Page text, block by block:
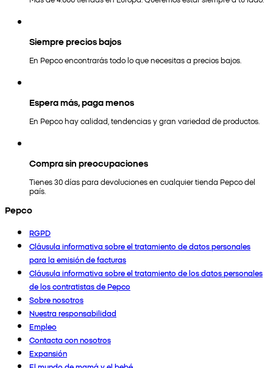
Siempre precios bajos
En Pepco encontrarás todo lo que necesitas a precios bajos.
Espera más, paga menos
En Pepco hay calidad, tendencias y gran variedad de productos.
Compra sin preocupaciones
Tienes 30 días para devoluciones en cualquier tienda Pepco del
país.
Pepco
RGPD
Cláusula informativa sobre el tratamiento de datos personales
para la emisión de facturas
Cláusula informativa sobre el tratamiento de los datos personales
de los contratistas de Pepco
Sobre nosotros
Nuestra responsabilidad
Empleo
Contacta con nosotros
Expansión